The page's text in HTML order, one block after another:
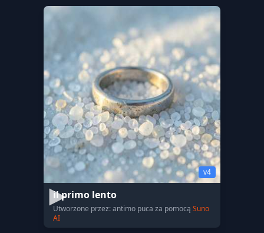
v4
il primo lento
Utworzone przez: antimo puca za pomocą Suno
AI